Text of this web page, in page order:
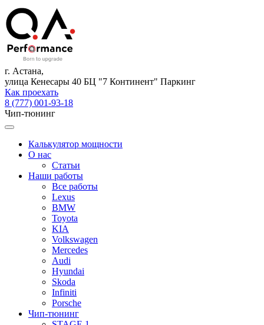
г. Астана,
улица Кенесары 40 БЦ "7 Континент" Паркинг
Как проехать
8 (777) 001-93-18
Чип-тюнинг
Калькулятор мощности
О нас
Статьи
Наши работы
Все работы
Lexus
BMW
Toyota
KIA
Volkswagen
Mercedes
Audi
Hyundai
Skoda
Infiniti
Porsche
Чип-тюнинг